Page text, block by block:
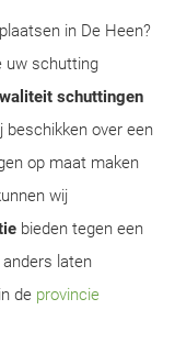
in De Heen?
uw schutting
schuttingen
beschikken over een
op maat maken
wij
bieden tegen een
laten
de provincie